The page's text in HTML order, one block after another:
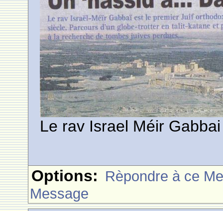
Le rav Israel Méir Gabbai
Options: Rèpondre à ce
Message